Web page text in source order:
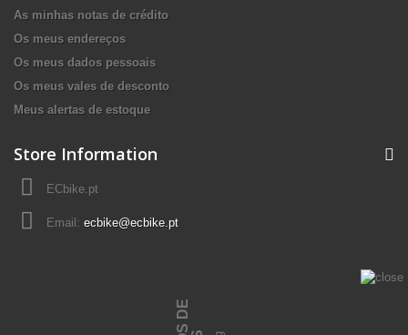
As minhas notas de crédito
Os meus endereços
Os meus dados pessoais
Os meus vales de desconto
Meus alertas de estoque
Store Information
ECbike.pt
Email: ecbike@ecbike.pt